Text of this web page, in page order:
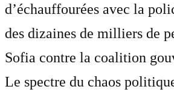
d’échauffourées avec la
des dizaines de milliers de
Sofia contre la coalition
Le spectre du chaos